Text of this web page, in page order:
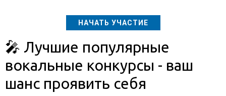
НАЧАТЬ УЧАСТИЕ
🎤 Лучшие популярные
вокальные конкурсы - ваш
шанс проявить себя